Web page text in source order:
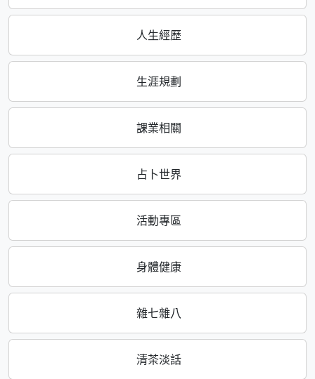
人生經歷
生涯規劃
課業相關
占卜世界
活動專區
身體健康
雜七雜八
清茶淡話